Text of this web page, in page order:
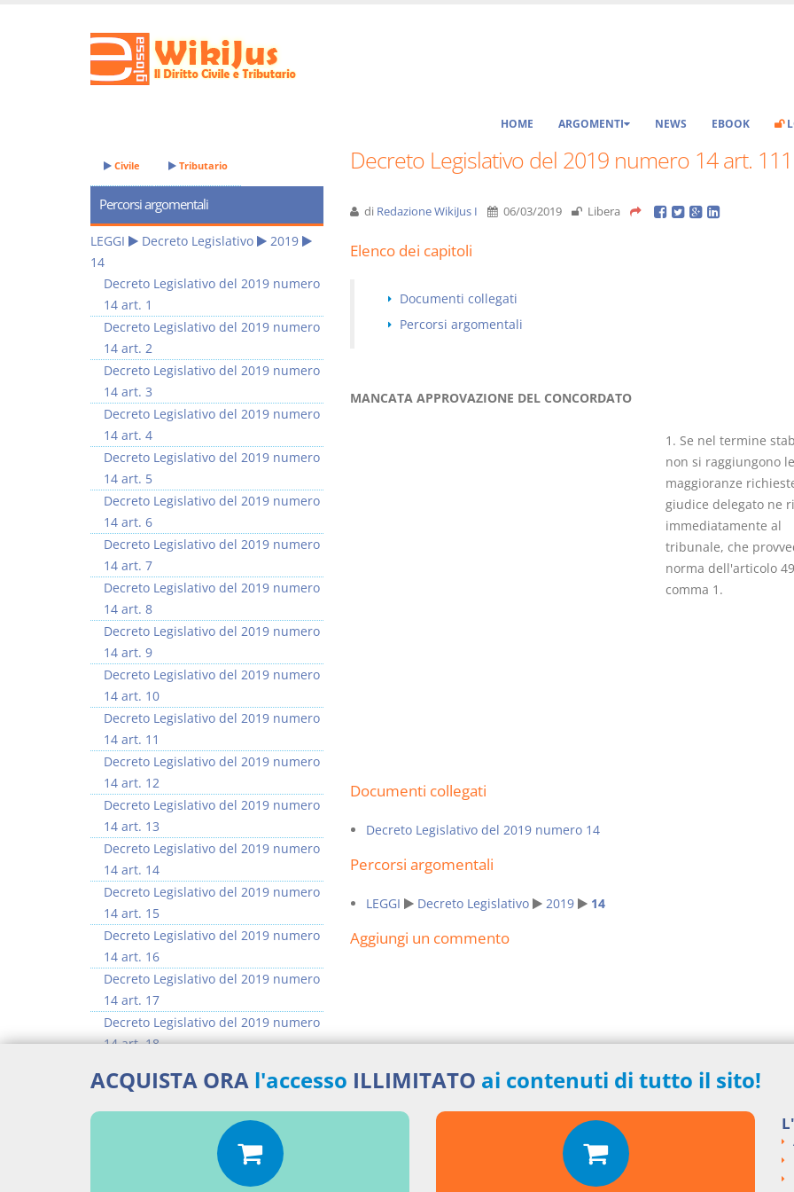
HOME ARGOMENTI NEWS EBOOK
Decreto Legislativo del 2019 numero 14 art. 111
di Redazione WikiJus I 06/03/2019 Libera
Elenco dei capitoli
Documenti collegati
Percorsi argomentali
MANCATA APPROVAZIONE DEL CONCORDATO
1. Se nel termine
non si raggiungono le
maggioranze
giudice delegato ne
immediatamente al
tribunale, che
norma dell'articolo
comma 1.
Documenti collegati
Decreto Legislativo del 2019 numero 14
Percorsi argomentali
LEGGI Decreto Legislativo 2019 14
Aggiungi un commento
Civile Tributario
Percorsi argomentali
LEGGI Decreto Legislativo
2019
14
Decreto Legislativo del 2019 numero
14 art. 1
Decreto Legislativo del 2019 numero
14 art. 2
Decreto Legislativo del 2019 numero
14 art. 3
Decreto Legislativo del 2019 numero
14 art. 4
Decreto Legislativo del 2019 numero
14 art. 5
Decreto Legislativo del 2019 numero
14 art. 6
Decreto Legislativo del 2019 numero
14 art. 7
Decreto Legislativo del 2019 numero
14 art. 8
Decreto Legislativo del 2019 numero
14 art. 9
Decreto Legislativo del 2019 numero
14 art. 10
Decreto Legislativo del 2019 numero
14 art. 11
Decreto Legislativo del 2019 numero
14 art. 12
Decreto Legislativo del 2019 numero
14 art. 13
Decreto Legislativo del 2019 numero
14 art. 14
Decreto Legislativo del 2019 numero
14 art. 15
Decreto Legislativo del 2019 numero
14 art. 16
Decreto Legislativo del 2019 numero
14 art. 17
Decreto Legislativo del 2019 numero
14 art. 18
14 art. 19
Decreto Legislativo del 2019 numero
>> Vai all'argomento completo
relazione giuridica
Versione ebook€ 5,99
I Singoli Contratti
D. Minussi
Versione ebook
(iva incl.)
Le Società
Persone
D. Minussi
Versione
ACQUISTA ORA l'accesso ILLIMITATO ai contenuti di tutto il sito!